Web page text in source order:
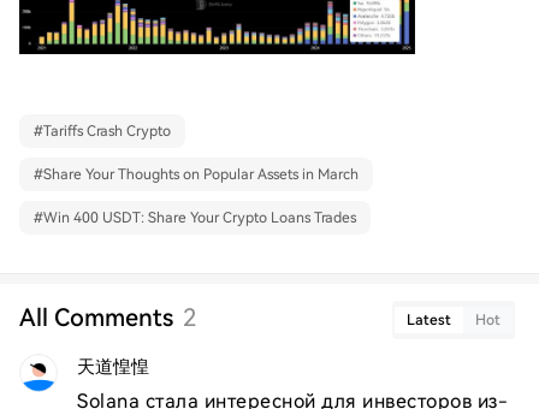
#Tariffs Crash Crypto
#Share Your Thoughts on Popular Assets in March
#Win 400 USDT: Share Your Crypto Loans Trades
All Comments 2 Latest Hot
天道惶惶
Solana стала интересной для инвесторов из-